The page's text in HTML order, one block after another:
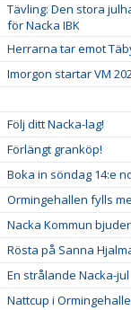
Tävling: Den stora
för Nacka IBK
Herrarna tar emot
Imorgon startar VM
Följ ditt Nacka-lag!
Förlängt granköp!
Boka in söndag 14:e
Ormingehallen fylls
Nacka Kommun
Rösta på Sanna
En strålande Nacka-jul
Nattcup i